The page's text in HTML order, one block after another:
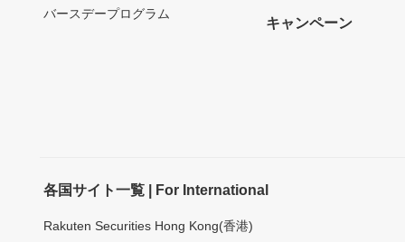
バースデープログラム
キャンペーン
各国サイト一覧 | For International
Rakuten Securities Hong Kong(香港)